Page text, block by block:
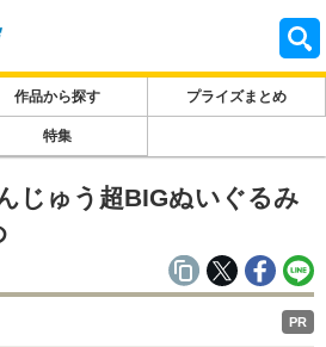
作品から探す プライズまとめ
特集
じゅう超BIGぬいぐるみ
PR